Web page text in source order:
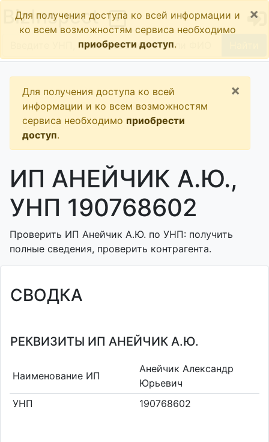
BizInspect
Для получения доступа ко всей информации и
ко всем возможностям сервиса необходимо
приобрести доступ.
×
Для получения доступа ко всей
информации и ко всем возможностям
сервиса необходимо приобрести
доступ.
×
ИП АНЕЙЧИК А.Ю.,
УНП 190768602
Проверить ИП Анейчик А.Ю. по УНП: получить
полные сведения, проверить контрагента.
СВОДКА
РЕКВИЗИТЫ ИП АНЕЙЧИК А.Ю.
Наименование ИП
Анейчик Александр
Юрьевич
УНП
190768602